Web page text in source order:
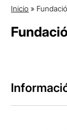
Inicio »